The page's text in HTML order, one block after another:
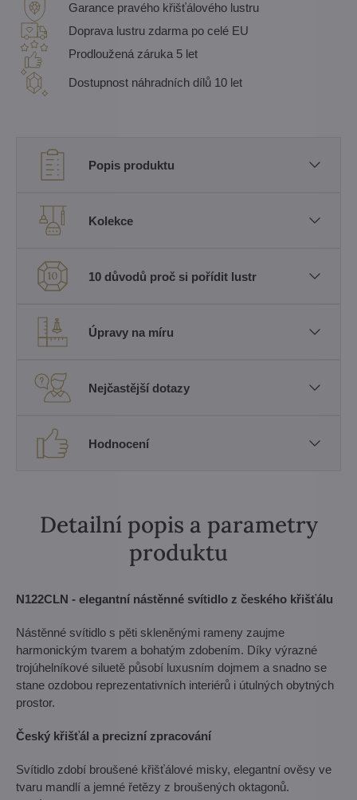
Garance pravého křišťálového lustru
Doprava lustru zdarma po celé EU
Prodloužená záruka 5 let
Dostupnost náhradních dílů 10 let
Popis produktu
Kolekce
10 důvodů proč si pořídit lustr
Úpravy na míru
Nejčastější dotazy
Hodnocení
Detailní popis a parametry
produktu
N122CLN - elegantní nástěnné svítidlo z českého křišťálu
Nástěnné svítidlo s pěti skleněnými rameny zaujme
harmonickým tvarem a bohatým zdobením. Díky výrazné
trojúhelníkové siluetě působí luxusním dojmem a snadno se
stane ozdobou reprezentativních interiérů i útulných obytných
prostor.
Český křišťál a precizní zpracování
Svítidlo zdobí broušené křišťálové misky, elegantní ověsy ve
tvaru mandlí a jemné řetězy z broušených oktagonů.